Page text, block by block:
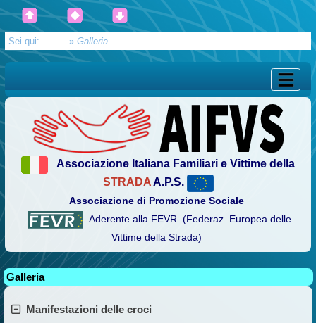
Sei qui: » Galleria
Associazione Italiana Familiari e Vittime della
STRADAA.P.S.
Associazione di Promozione Sociale
Aderente alla FEVR (Federaz. Europea delle
Vittime della Strada)
Galleria
Manifestazioni delle croci